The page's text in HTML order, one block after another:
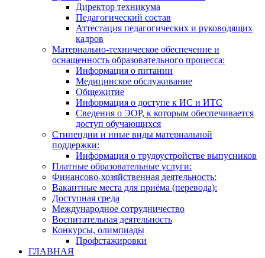
Директор техникума
Педагогический состав
Аттестация педагогических и руководящих
кадров
Материально-техническое обеспечение и
оснащенность образовательного процесса:
Информация о питании
Медицинское обслуживание
Общежитие
Информация о доступе к ИС и ИТС
Сведения о ЭОР, к которым обеспечивается
доступ обучающихся
Стипендии и иные виды материальной
поддержки:
Информация о трудоустройстве выпусников
Платные образовательные услуги:
Финансово-хозяйственная деятельность:
Вакантные места для приёма (перевода):
Доступная среда
Международное сотрудничество
Воспитательная деятельность
Конкурсы, олимпиады
Профстажировки
ГЛАВНАЯ